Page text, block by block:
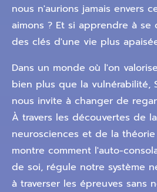
nous n'aurions jamais envers
aimons ? Et si apprendre à se
des clés d'une vie plus
Dans un monde où l'on
bien plus que la vulnérabilité,
nous invite à changer de
À travers les découvertes de
neurosciences et de la
montre comment l'auto-
de soi, régule notre système
à traverser les épreuves sans